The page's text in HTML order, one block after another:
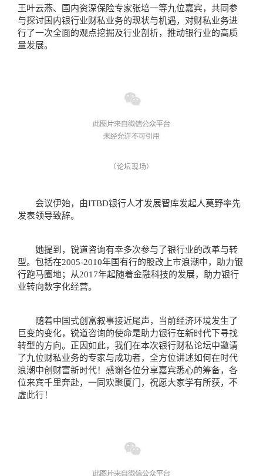
王叶云燕、国内资深保险专家张培一等九位嘉宾，共同参
与探讨国内银行业财私业务的现状与机遇，对财私业务进
行了一次全面的观点挖掘及行业剖析，推动银行业的高质
量发展。
（论坛现场）
会议伊始，由ITBD银行人才发展智库发起人莫野率先
发表领导致辞。
她提到，锐道咨询有幸多次参与了银行业的改革与转
型。包括在2005-2010年国有行的股改上市浪潮中，助力银
行跑马圈地；从2017年起随着金融科技的发展，助力银行
业转向数字化经营。
随着中国式创富叙事接近尾声，当前经济环境发生了
巨变的变化，锐道咨询的使命是助力银行在新时代下寻找
转型的方向。正因如此，我们在本次银行财私论坛中邀请
了九位财私业务的专家与成功者，全方位讲述如何在时代
浪潮中创财富新时代！感谢各位分享嘉宾悉心的筹备，各
位来宾千里奔赴，一同欢聚厦门，祝愿大家学有所获，不
虚此行！